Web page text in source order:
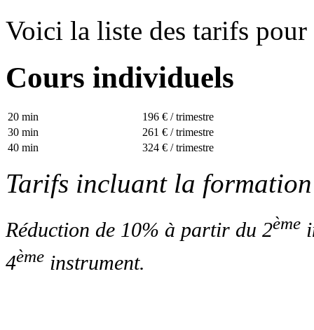
Voici la liste des tarifs
Cours individuels
20 min
196 € / trimestre
30 min
261 € / trimestre
40 min
324 € / trimestre
Tarifs incluant la
Réduction de 10% à partir du 2ème
4ème instrument.